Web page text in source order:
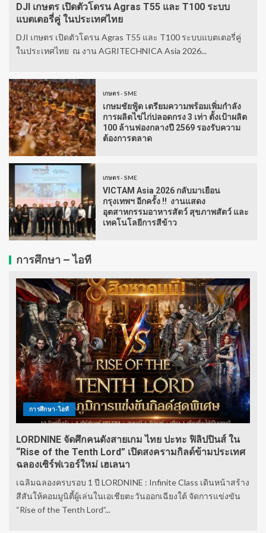
DJI เกษตร เปิดตัวโดรน Agras T55 และ T100 ระบบ
แบตเตอรี่คู่ ในประเทศไทย
DJI เกษตร เปิดตัวโดรน Agras T55 และ T100 ระบบแบตเตอรี่คู่
ในประเทศไทย ณ งาน AGRITECHNICA Asia 2026...
เกษตร - SME
เกษมชัยฟู้ด เตรียมความพร้อมเพิ่มกำลัง
การผลิตไข่ไก่ปลอดกรง 3 เท่า ตั้งเป้าผลิต
100 ล้านฟองกลางปี 2569 รองรับความ
ต้องการตลาด
เกษตร - SME
VICTAM Asia 2026 กลับมาเยือน
กรุงเทพฯ อีกครั้ง !! งานแสดง
อุตสาหกรรมอาหารสัตว์ สุขภาพสัตว์ และ
เทคโนโลยีการสีข้าว
การศึกษา – ไอที
การศึกษา-ไอที
LORDNINE จัดศึกคนดังสายเกม ไทย ปะทะ ฟิลิปปินส์ ใน
“Rise of the Tenth Lord” เปิดสงครามกิลด์ข้ามประเทศ
ฉลองเซิร์ฟเวอร์ใหม่ เฮเลนา
เฉลิมฉลองครบรอบ 1 ปี LORDNINE : Infinite Class เดินหน้าสร้าง
สีสันให้คอมมูนิตี้ผู้เล่นในเอเชียตะวันออกเฉียงใต้ จัดการแข่งขัน
“Rise of the Tenth Lord”...